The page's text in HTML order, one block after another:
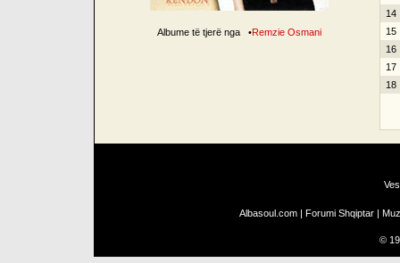
Albume të tjerë nga •Remzie Osmani
14
15
16
17
18
Albasoul.com | Forumi Shqiptar |
©